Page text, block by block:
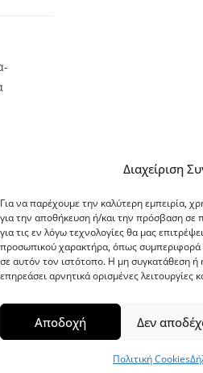
Διαχείριση
Για να παρέχουμε την καλύτερη εμπειρία,
για την αποθήκευση ή/και την πρόσβαση
για τις εν λόγω τεχνολογίες θα μας
προσωπικού χαρακτήρα, όπως συμπεριφορά
σε αυτόν τον ιστότοπο. Η μη συγκατάθεση
επηρεάσει αρνητικά ορισμένες λειτουργίες
Αποδοχή Δεν
Πολιτική Cookies